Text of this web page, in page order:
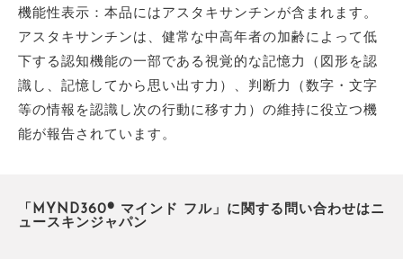
機能性表示：本品にはアスタキサンチンが含まれます。
アスタキサンチンは、健常な中高年者の加齢によって低
下する認知機能の一部である視覚的な記憶力（図形を認
識し、記憶してから思い出す力）、判断力（数字・文字
等の情報を認識し次の行動に移す力）の維持に役立つ機
能が報告されています。
「MYND360® マインド フル」に関する問い合わせはニ
ュースキンジャパン